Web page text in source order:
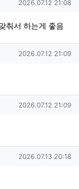
2026.07.12 21:08
춰서 하는게 좋음
작성일
2026.07.12 21:09
작성일
2026.07.12 21:09
작성일
2026.07.13 20:18